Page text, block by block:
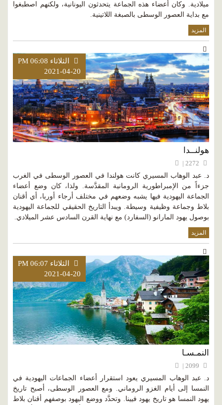
ميلادية. وكان أعضاء هذه الجماعة يتحدثون اليونانية، ولكنهم اصطبغوا
مع بداية العصور الوسطى بالصبغة اللاتينية.
المزيد
الثلاثاء PM 06:08
2021-04-20
هولنــدا
د. عبد الوهاب المسيري كانت هولندا في العصور الوسطى في الغرب
جزءاً من الإمبراطورية الرومانية المقدَّسة. ولذا، كان وضع أعضاء
الجماعة اليهودية فيها يشبه وضعهم في مختلف أرجاء أوربا، أي أقنان
بلاط وجماعة وظيفية وسيطة. ويبدأ التاريخ الحقيقي للجماعة اليهودية
بوصول يهود المارانو (السفارد) مع نهاية القرن السادس عشر الميلادي.
المزيد
الثلاثاء PM 06:07
2021-04-20
النمـسـا
د. عبد الوهاب المسيري يعود استقرار أعضاء الجماعات اليهودية في
النمسا إلى أيام الغزو الروماني. ومع العصور الوسطى، أصبح تاريخ
يهود النمسا هو تاريخ يهود فيينا. وتحدَّد ووضع اليهود بوصفهم أقنان بلاط